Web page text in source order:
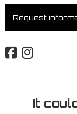
Request
It